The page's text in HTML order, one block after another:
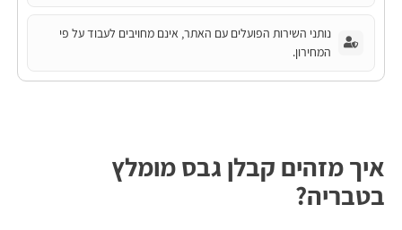
נותני השירות הפועלים עם האתר, אינם מחויבים לעבוד על פי
המחירון.
איך מזהים קבלן גבס מומלץ
בטבריה?